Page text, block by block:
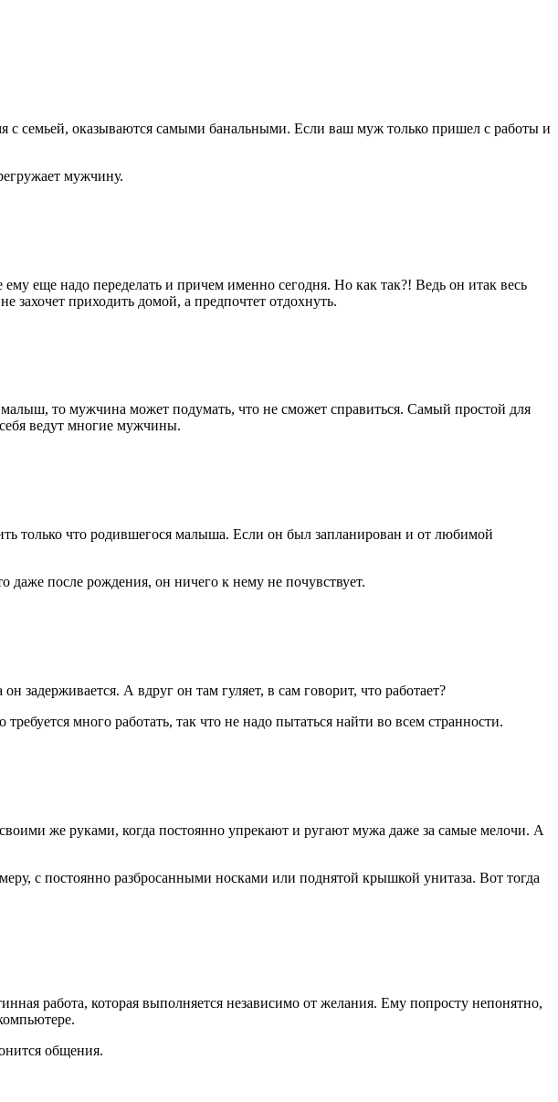
с семьей, оказываются самыми банальными. Если ваш муж только пришел с работы и
мужчину.
еще надо переделать и причем именно сегодня. Но как так?! Ведь он итак весь
захочет приходить домой, а предпочтет отдохнуть.
то мужчина может подумать, что не сможет справиться. Самый простой для
ведут многие мужчины.
только что родившегося малыша. Если он был запланирован и от любимой
после рождения, он ничего к нему не почувствует.
задерживается. А вдруг он там гуляет, в сам говорит, что работает?
много работать, так что не надо пытаться найти во всем странности.
же руками, когда постоянно упрекают и ругают мужа даже за самые мелочи. А
с постоянно разбросанными носками или поднятой крышкой унитаза. Вот тогда
работа, которая выполняется независимо от желания. Ему попросту непонятно,
общения.